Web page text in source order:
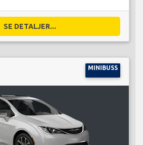
SE DETALJER...
MINIBUSS